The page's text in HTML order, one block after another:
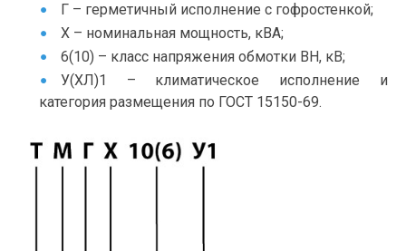
Г – герметичный исполнение с гофростенкой;
Х – номинальная мощность, кВА;
6(10) – класс напряжения обмотки ВН, кВ;
У(ХЛ)1 – климатическое исполнение и
категория размещения по ГОСТ 15150-69.